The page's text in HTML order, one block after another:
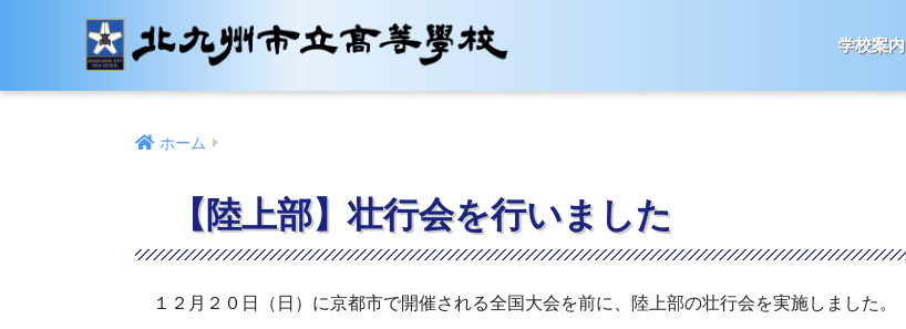
学校案内
ホーム
【陸上部】壮行会を行いました
１２月２０日（日）に京都市で開催される全国大会を前に、陸上部の壮行会を実施しました。